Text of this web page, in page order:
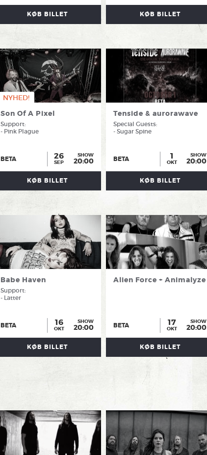
KØB BILLET KØB BILLET
NYHED!
Son Of A Pixel
Support:
- Pink Plague
BETA 26
SEP
SHOW
20:00
KØB BILLET
Tenside & aurorawave
Special Guests:
- Sugar Spine
BETA 1
OKT
SHOW
20:00
KØB BILLET
Babe Haven
Support:
- Latter
BETA 16
OKT
SHOW
20:00
KØB BILLET
Alien Force + Animalyze
BETA 17
OKT
SHOW
20:00
KØB BILLET